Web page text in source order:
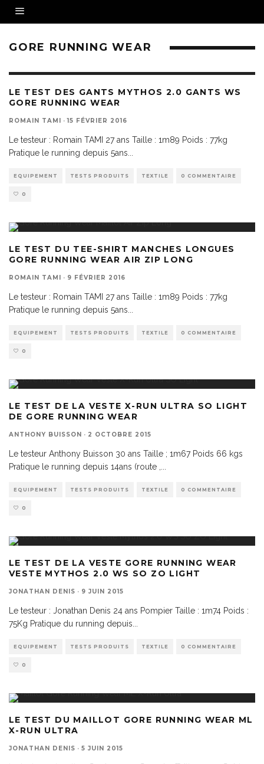
GORE RUNNING WEAR
LE TEST DES GANTS MYTHOS 2.0 GANTS WS
GORE RUNNING WEAR
ROMAIN TAMI · 15 FÉVRIER 2016
Le testeur : Romain TAMI 27 ans Taille : 1m89 Poids : 77kg
Pratique le running depuis 5ans
EQUIPEMENT TESTS PRODUITS TEXTILE 0 COMMENTAIRE
0
LE TEST DU TEE-SHIRT MANCHES LONGUES
GORE RUNNING WEAR AIR ZIP LONG
ROMAIN TAMI · 9 FÉVRIER 2016
Le testeur : Romain TAMI 27 ans Taille : 1m89 Poids : 77kg
Pratique le running depuis 5ans
EQUIPEMENT TESTS PRODUITS TEXTILE 0 COMMENTAIRE
0
LE TEST DE LA VESTE X-RUN ULTRA SO LIGHT
DE GORE RUNNING WEAR
ANTHONY BUISSON · 2 OCTOBRE 2015
Le testeur Anthony Buisson 30 ans Taille ; 1m67 Poids 66 kgs
Pratique le running depuis 14ans (route ,
EQUIPEMENT TESTS PRODUITS TEXTILE 0 COMMENTAIRE
0
LE TEST DE LA VESTE GORE RUNNING WEAR
VESTE MYTHOS 2.0 WS SO ZO LIGHT
JONATHAN DENIS · 9 JUIN 2015
Le testeur : Jonathan Denis 24 ans Pompier Taille : 1m74 Poids :
75Kg Pratique du running depuis
EQUIPEMENT TESTS PRODUITS TEXTILE 0 COMMENTAIRE
0
LE TEST DU MAILLOT GORE RUNNING WEAR ML
X-RUN ULTRA
JONATHAN DENIS · 5 JUIN 2015